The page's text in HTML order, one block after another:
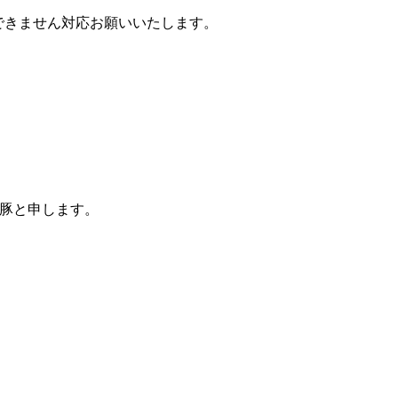
ません対応お願いいたします。
と申します。